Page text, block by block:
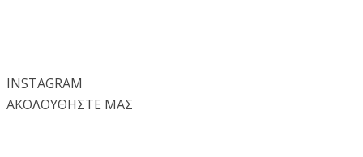
INSTAGRAM
ΑΚΟΛΟΥΘΗΣΤΕ ΜΑΣ